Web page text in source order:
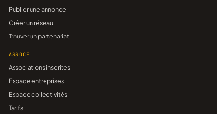
Publier une annonce
Créer un réseau
Trouver un partenariat
ASSOCE
Associations inscrites
Espace entreprises
Espace collectivités
Tarifs